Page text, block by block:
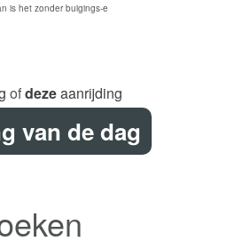
is het zonder buigings-e
ofdezeaanrijding
van de dag